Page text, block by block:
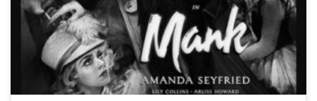
ragioni sopra, confronti le tue esperienze e poi concludi
che Mank di David Fincher è tutto e il suo contrario,
bellissimo e noioso, divertente e scontato, […]